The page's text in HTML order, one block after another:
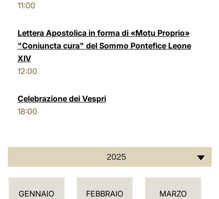
11:00
Lettera Apostolica in forma di «Motu Proprio»
"Coniuncta cura" del Sommo Pontefice Leone
XIV
12:00
Celebrazione dei Vespri
18:00
2025
C
GENNAIO FEBBRAIO MARZO